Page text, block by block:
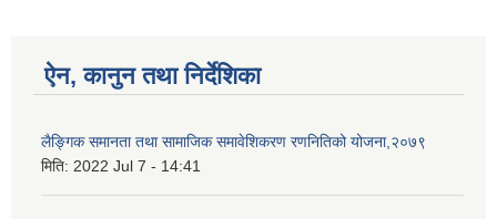
ऐन, कानुन तथा निर्देशिका
लैङ्गिक समानता तथा सामाजिक समावेशिकरण रणनितिको योजना,२०७९
मिति: 2022 Jul 7 - 14:41